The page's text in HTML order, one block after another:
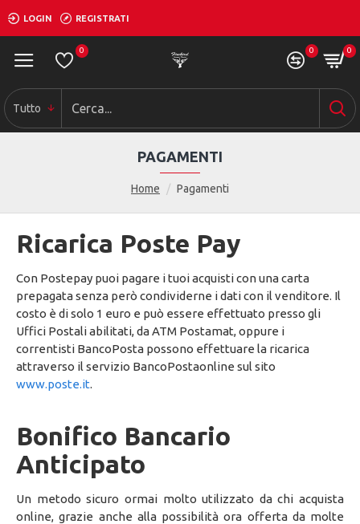
LOGIN REGISTRATI
0 0 0
Tutto
Home Pagamenti
PAGAMENTI
Ricarica Poste Pay
Con Postepay puoi pagare i tuoi acquisti con una carta
prepagata senza però condividerne i dati con il venditore. Il
costo è di solo 1 euro e può essere effettuato presso gli
Uffici Postali abilitati, da ATM Postamat, oppure i
correntisti BancoPosta possono effettuare la ricarica
attraverso il servizio BancoPostaonline sul sito
www.poste.it.
Bonifico Bancario
Anticipato
Un metodo sicuro ormai molto utilizzato da chi acquista
online, grazie anche alla possibilità ora offerta da molte